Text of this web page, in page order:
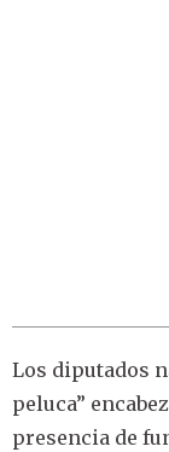
Los diputados
peluca”
presencia de